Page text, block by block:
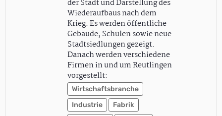
der Stadt und Darstellung des
Wiederaufbaus nach dem
Krieg. Es werden öffentliche
Gebäude, Schulen sowie neue
Stadtsiedlungen gezeigt.
Danach werden verschiedene
Firmen in und um Reutlingen
vorgestellt:
Wirtschaftsbranche
Industrie
Fabrik